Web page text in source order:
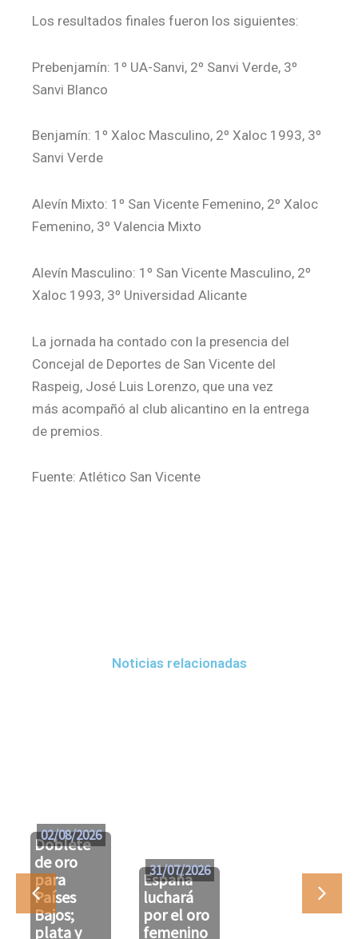
Los resultados finales fueron los siguientes:
Prebenjamín: 1º UA-Sanvi, 2º Sanvi Verde, 3º
Sanvi Blanco
Benjamín: 1º Xaloc Masculino, 2º Xaloc 1993, 3º
Sanvi Verde
Alevín Mixto: 1º San Vicente Femenino, 2º Xaloc
Femenino, 3º Valencia Mixto
Alevín Masculino: 1º San Vicente Masculino, 2º
Xaloc 1993, 3º Universidad Alicante
La jornada ha contado con la presencia del
Concejal de Deportes de San Vicente del
Raspeig, José Luis Lorenzo, que una vez
más acompañó al club alicantino en la entrega
de premios.
Fuente: Atlético San Vicente
Noticias relacionadas
Doblete
de oro
para
Países
Bajos;
plata y
02/08/2026
España
luchará
por el oro
femenino
31/07/2026